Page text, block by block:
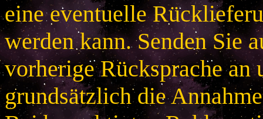
eine eventuelle
werden kann. Senden Sie
vorherige Rücksprache
grundsätzlich die